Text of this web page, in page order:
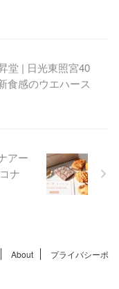
です 光沢があるタイ
材になります 見たと
堂 | 日光東照宮40
食感のウエハース
アー
ナ
About
プライバシーポ